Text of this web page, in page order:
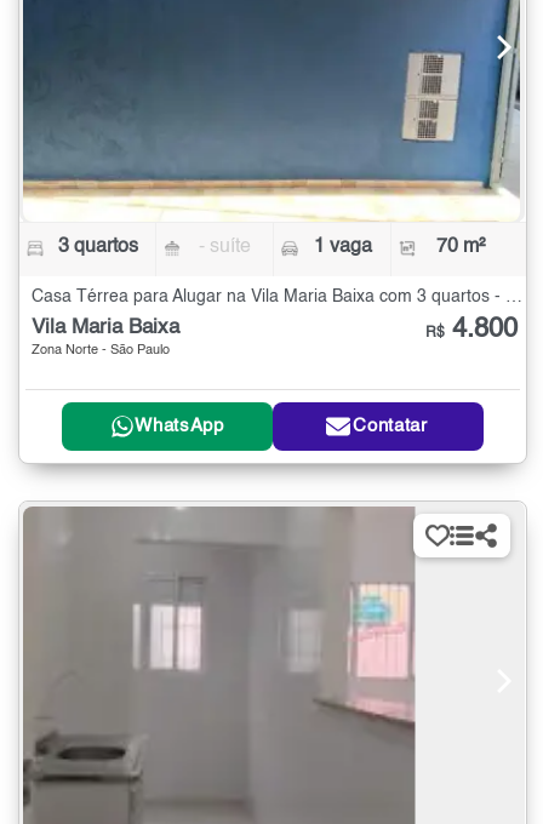
3 quartos - suíte 1 vaga 70 m²
Casa Térrea para Alugar na Vila Maria Baixa com 3 quartos - 70 m²
Vila Maria Baixa
Zona Norte - São Paulo
R$ 4.800
WhatsApp Contatar